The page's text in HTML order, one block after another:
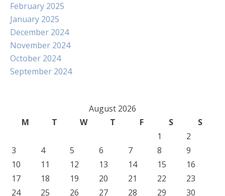
February 2025
January 2025
December 2024
November 2024
October 2024
September 2024
August 2026
M
T W T F S
S
1
2
3
4 5 6 7 8
9
10
11 12 13 14 15
16
17
18 19 20 21 22
23
24
25 26 27 28 29 30